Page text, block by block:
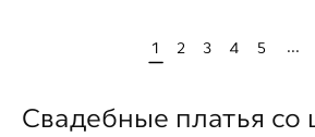
1 2 3 4 5 ...
Свадебные платья